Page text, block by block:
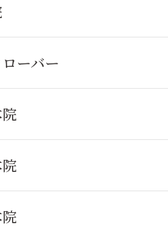
ーバー